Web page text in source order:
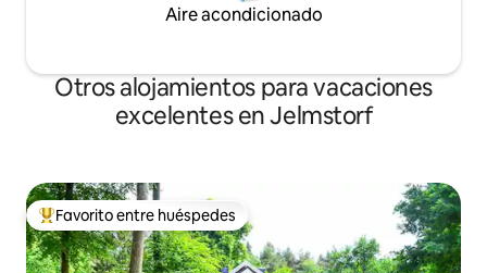
Aire acondicionado
Otros alojamientos para vacaciones
excelentes en Jelmstorf
Favorito entre huéspedes preferido
Favorito entre huéspedes